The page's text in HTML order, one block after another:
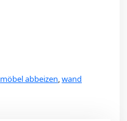
möbel abbeizen,wand